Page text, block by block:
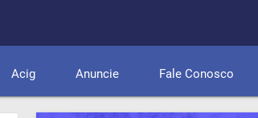
Acig Anuncie Fale Conosco